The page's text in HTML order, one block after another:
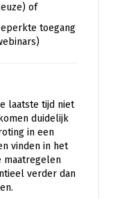
of
toegang
laatste tijd niet
duidelijk
in een
vinden in het
maatregelen
verder dan